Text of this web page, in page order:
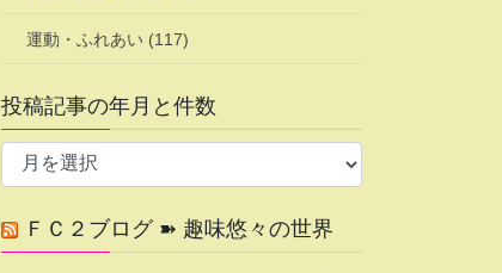
運動・ふれあい (117)
投稿記事の年月と件数
投
事
の
ＦＣ２ブログ ➽ 趣味悠々の世界